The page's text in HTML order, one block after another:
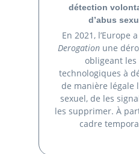
détection
d’abus
En 2021, l’Europe
Derogation une
obligeant
technologiques à
de manière légale
sexuel, de les
les supprimer. À
cadre